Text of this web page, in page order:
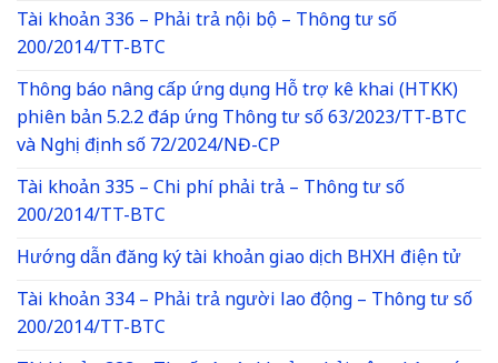
Tài khoản 336 – Phải trả nội bộ – Thông tư số
200/2014/TT-BTC
Thông báo nâng cấp ứng dụng Hỗ trợ kê khai (HTKK)
phiên bản 5.2.2 đáp ứng Thông tư số 63/2023/TT-BTC
và Nghị định số 72/2024/NĐ-CP
Tài khoản 335 – Chi phí phải trả – Thông tư số
200/2014/TT-BTC
Hướng dẫn đăng ký tài khoản giao dịch BHXH điện tử
Tài khoản 334 – Phải trả người lao động – Thông tư số
200/2014/TT-BTC